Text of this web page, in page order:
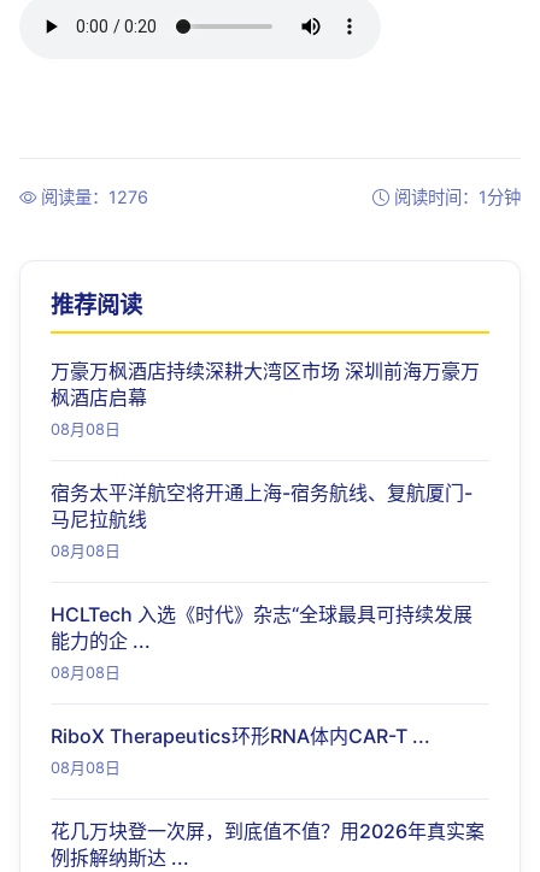
阅读量：1276 阅读时间：1分钟
推荐阅读
万豪万枫酒店持续深耕大湾区市场 深圳前海万豪万
枫酒店启幕
08月08日
宿务太平洋航空将开通上海-宿务航线、复航厦门-
马尼拉航线
08月08日
HCLTech 入选《时代》杂志“全球最具可持续发展
能力的企 ...
08月08日
RiboX Therapeutics环形RNA体内CAR-T ...
08月08日
花几万块登一次屏，到底值不值？用2026年真实案
例拆解纳斯达 ...